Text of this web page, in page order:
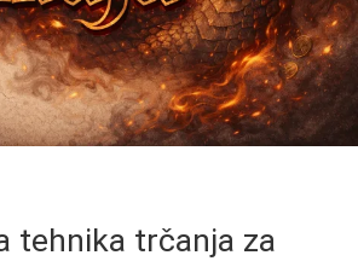
tehnika trčanja za